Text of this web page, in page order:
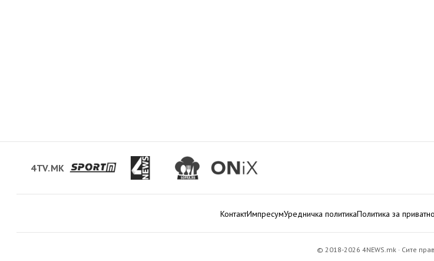
4TV.MK
КонтактИмпресумУредничка политикаПолитика за
© 2018-2026 4NEWS.mk · Сите